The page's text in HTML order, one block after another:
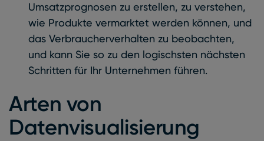
Umsatzprognosen zu erstellen, zu verstehen,
wie Produkte vermarktet werden können, und
das Verbraucherverhalten zu beobachten,
und kann Sie so zu den logischsten nächsten
Schritten für Ihr Unternehmen führen.
Arten von
Datenvisualisierung